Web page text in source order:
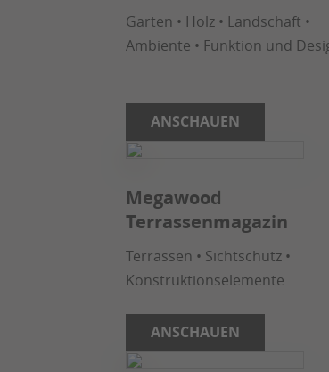
Garten • Holz • Landschaft •
Ambiente • Funktion und
ANSCHAUEN
Megawood
Terrassenmagazin
Terrassen • Sichtschutz •
Konstruktionselemente
ANSCHAUEN